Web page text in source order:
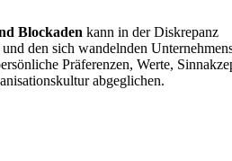
Blockaden kann in der Diskrepanz
den sich wandelnden
Präferenzen, Werte,
abgeglichen.